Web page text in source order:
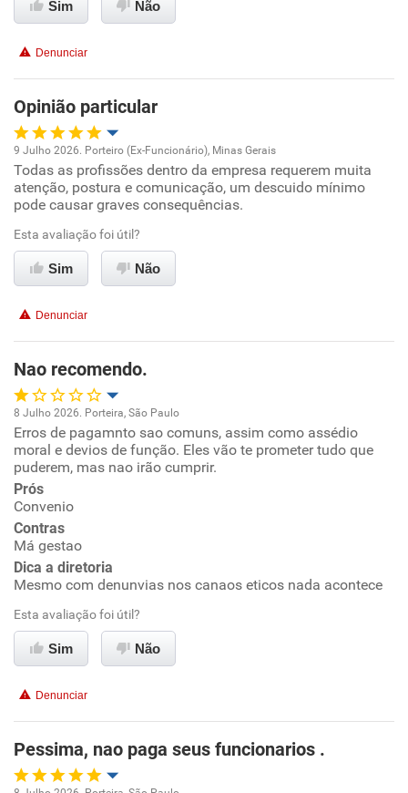
Recomenda a diretoria
Sim Não
Denunciar
Opinião particular
Oportunidade de promoção
Ambiente de trabalho
Conciliação com a vida familiar
9 Julho 2026. Porteiro (Ex-Funcionário), Minas Gerais
Todas as profissões dentro da empresa requerem muita
atenção, postura e comunicação, um descuido mínimo
pode causar graves consequências.
Esta avaliação foi útil?
Sim Não
Denunciar
Nao recomendo.
Oportunidade de promoção
Ambiente de trabalho
Conciliação com a vida familiar
Benefícios
Não recomenda esta empresa
Não recomenda a diretoria
8 Julho 2026. Porteira, São Paulo
Erros de pagamnto sao comuns, assim como assédio
moral e devios de função. Eles vão te prometer tudo que
puderem, mas nao irão cumprir.
Prós
Convenio
Contras
Má gestao
Dica a diretoria
Mesmo com denunvias nos canaos eticos nada acontece
Esta avaliação foi útil?
Sim Não
Denunciar
Pessima, nao paga seus funcionarios .